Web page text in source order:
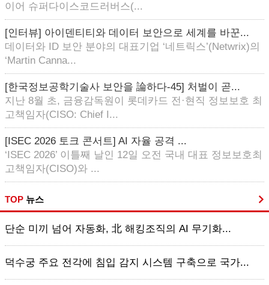
이어 슈퍼다이스코드러버스(...
[인터뷰] 아이덴티티와 데이터 보안으로 세계를 바꾼...
데이터와 ID 보안 분야의 대표기업 ‘네트릭스’(Netwrix)의
‘Martin Canna...
[한국정보공학기술사 보안을 論하다-45] 처벌이 곧...
지난 8월 초, 금융감독원이 롯데카드 전·현직 정보보호 최
고책임자(CISO: Chief I...
[ISEC 2026 토크 콘서트] AI 자율 공격 ...
‘ISEC 2026’ 이틀째 날인 12일 오전 국내 대표 정보보호최
고책임자(CISO)와 ...
TOP 뉴스
단순 미끼 넘어 자동화, 北 해킹조직의 AI 무기화...
덕수궁 주요 전각에 침입 감지 시스템 구축으로 국가...